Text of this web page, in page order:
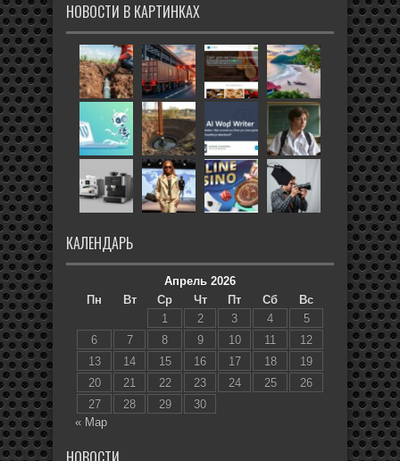
НОВОСТИ В КАРТИНКАХ
КАЛЕНДАРЬ
Апрель 2026
Пн
Вт Ср Чт Пт Сб
Вс
1
2 3 4
5
6
7 8 9 10 11
12
13
14 15 16 17 18
19
20
21 22 23 24 25
26
27
28 29
30
« Мар